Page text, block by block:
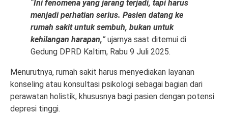
“Ini fenomena yang jarang terjadi, tapi harus
menjadi perhatian serius. Pasien datang ke
rumah sakit untuk sembuh, bukan untuk
kehilangan harapan,” ujarnya saat ditemui di
Gedung DPRD Kaltim, Rabu 9 Juli 2025.
Menurutnya, rumah sakit harus menyediakan layanan
konseling atau konsultasi psikologi sebagai bagian dari
perawatan holistik, khususnya bagi pasien dengan potensi
depresi tinggi.